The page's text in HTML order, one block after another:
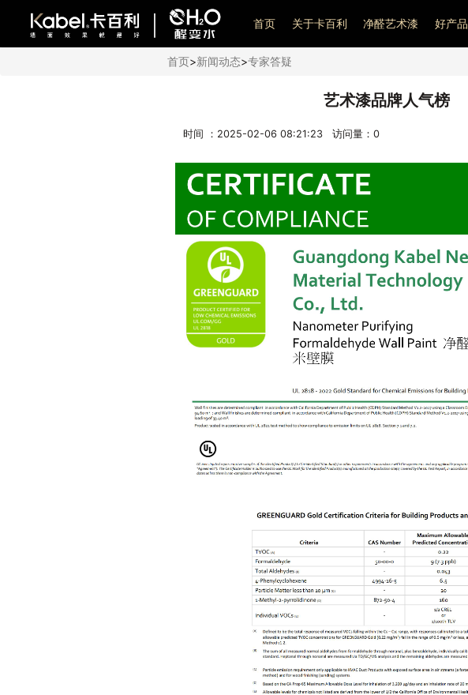
艺术漆加盟
首页 关于卡百利 净醛艺术漆 好产品
首页>新闻动态>专家答疑
艺术漆品牌人气榜
时间 ：2025-02-06 08:21:23 访问量： 0